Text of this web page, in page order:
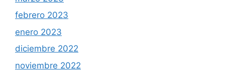
febrero 2023
enero 2023
diciembre 2022
noviembre 2022